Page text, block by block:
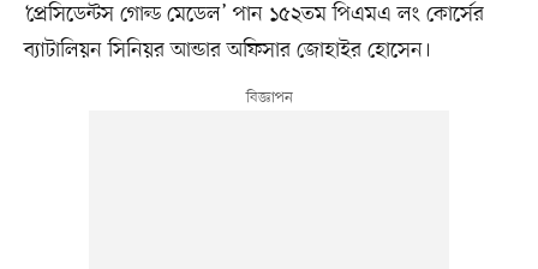
‘প্রেসিডেন্টস গোল্ড মেডেল’ পান ১৫২তম পিএমএ লং কোর্সের
ব্যাটালিয়ন সিনিয়র আন্ডার অফিসার জোহাইর হোসেন।